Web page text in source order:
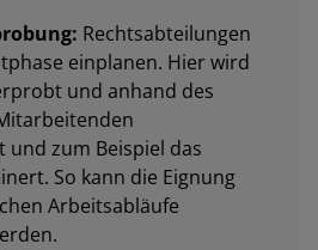
Rechtsabteilungen
einplanen. Hier wird
und anhand des
und zum Beispiel das
So kann die Eignung
Arbeitsabläufe